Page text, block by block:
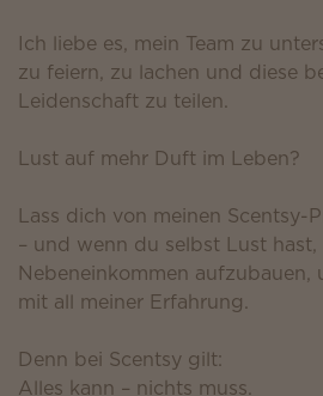
Ich liebe es, mein Team zu
zu feiern, zu lachen und diese
Leidenschaft zu teilen.
Lust auf mehr Duft im Leben?
Lass dich von meinen Scentsy-
– und wenn du selbst Lust
Nebeneinkommen
mit all meiner Erfahrung.
Denn bei Scentsy gilt:
Alles kann – nichts muss.